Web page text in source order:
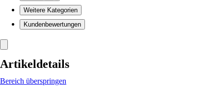
Weitere Kategorien
Kundenbewertungen
Artikeldetails
Bereich überspringen